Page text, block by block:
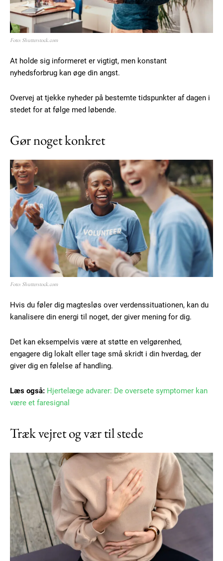
Subscription Plans
Free limited access
Gratis / forever
Etiam est nibh, lobortis sit
Praesent euismod ac
Nullam eu erat condimentum
Donec quis est ac felis
Orci varius natoque dolor
Member full access
100DKK / year
Etiam est nibh, lobortis sit
Praesent euismod ac
Ut mollis pellentesque tortor
Foto: Shutterstock.com
At holde sig informeret er vigtigt, men konstant
nyhedsforbrug kan øge din angst.
Overvej at tjekke nyheder på bestemte tidspunkter af dagen i
stedet for at følge med løbende.
Gør noget konkret
Foto: Shutterstock.com
Hvis du føler dig magtesløs over verdenssituationen, kan du
kanalisere din energi til noget, der giver mening for dig.
Det kan eksempelvis være at støtte en velgørenhed,
engagere dig lokalt eller tage små skridt i din hverdag, der
giver dig en følelse af handling.
Læs også: Hjertelæge advarer: De oversete symptomer kan
være et faresignal
Træk vejret og vær til stede